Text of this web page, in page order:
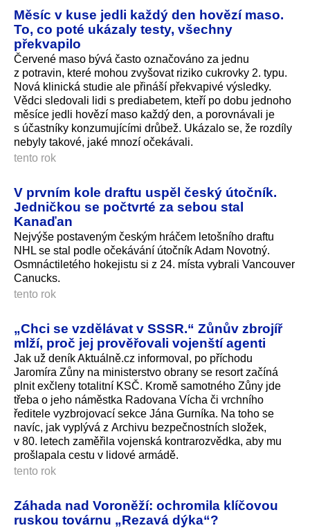
Měsíc v kuse jedli každý den hovězí maso.
To, co poté ukázaly testy, všechny
překvapilo
Červené maso bývá často označováno za jednu
z potravin, které mohou zvyšovat riziko cukrovky 2. typu.
Nová klinická studie ale přináší překvapivé výsledky.
Vědci sledovali lidi s prediabetem, kteří po dobu jednoho
měsíce jedli hovězí maso každý den, a porovnávali je
s účastníky konzumujícími drůbež. Ukázalo se, že rozdíly
nebyly takové, jaké mnozí očekávali.
tento rok
V prvním kole draftu uspěl český útočník.
Jedničkou se počtvrté za sebou stal
Kanaďan
Nejvýše postaveným českým hráčem letošního draftu
NHL se stal podle očekávání útočník Adam Novotný.
Osmnáctiletého hokejistu si z 24. místa vybrali Vancouver
Canucks.
tento rok
„Chci se vzdělávat v SSSR.“ Zůnův zbrojíř
mlží, proč jej prověřovali vojenští agenti
Jak už deník Aktuálně.cz informoval, po příchodu
Jaromíra Zůny na ministerstvo obrany se resort začíná
plnit exčleny totalitní KSČ. Kromě samotného Zůny jde
třeba o jeho náměstka Radovana Vícha či vrchního
ředitele vyzbrojovací sekce Jána Gurníka. Na toho se
navíc, jak vyplývá z Archivu bezpečnostních složek,
v 80. letech zaměřila vojenská kontrarozvědka, aby mu
prošlapala cestu v lidové armádě.
tento rok
Záhada nad Voroněží: ochromila klíčovou
ruskou továrnu „Rezavá dýka“?